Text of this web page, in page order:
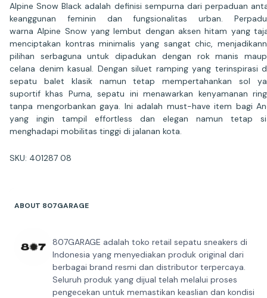
Alpine Snow Black adalah definisi sempurna dari perpaduan
keanggunan feminin dan fungsionalitas urban.
warna Alpine Snow yang lembut dengan aksen hitam yang
menciptakan kontras minimalis yang sangat chic,
pilihan serbaguna untuk dipadukan dengan rok manis
celana denim kasual. Dengan siluet ramping yang terinspirasi
sepatu balet klasik namun tetap mempertahankan sol
suportif khas Puma, sepatu ini menawarkan kenyamanan
tanpa mengorbankan gaya. Ini adalah must-have item bagi
yang ingin tampil effortless dan elegan namun tetap
menghadapi mobilitas tinggi di jalanan kota.
SKU: 401287 08
ABOUT 807GARAGE
807GARAGE adalah toko retail sepatu sneakers di
Indonesia yang menyediakan produk original dari
berbagai brand resmi dan distributor terpercaya.
Seluruh produk yang dijual telah melalui proses
pengecekan untuk memastikan keaslian dan kondisi